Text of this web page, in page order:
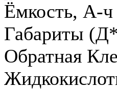
Ёмкость, А-
Габариты
Обратная